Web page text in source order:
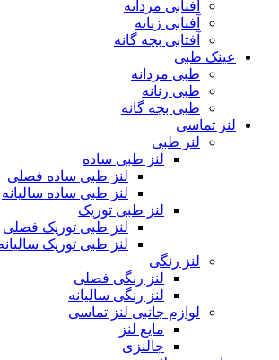
آفتابی مردانه
آفتابی زنانه
آفتابی بچه گانه
عینک طبی
طبی مردانه
طبی زنانه
طبی بچه گانه
لنز تماسی
لنز طبی
لنز طبی ساده
لنز طبی ساده فصلی
لنز طبی ساده سالیانه
لنز طبی توریک
لنز طبی توریک فصلی
لنز طبی توریک
لنز رنگی
لنز رنگی فصلی
لنز رنگی سالیانه
لوازم جانبی لنز تماسی
مایع لنز
جالنزی